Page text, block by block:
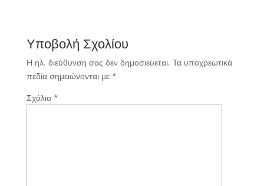
Υποβολή Σχολίου
Η ηλ. διεύθυνση σας δεν δημοσιεύεται. Τα υποχρεωτικά
πεδία σημειώνονται με *
Σχόλιο *